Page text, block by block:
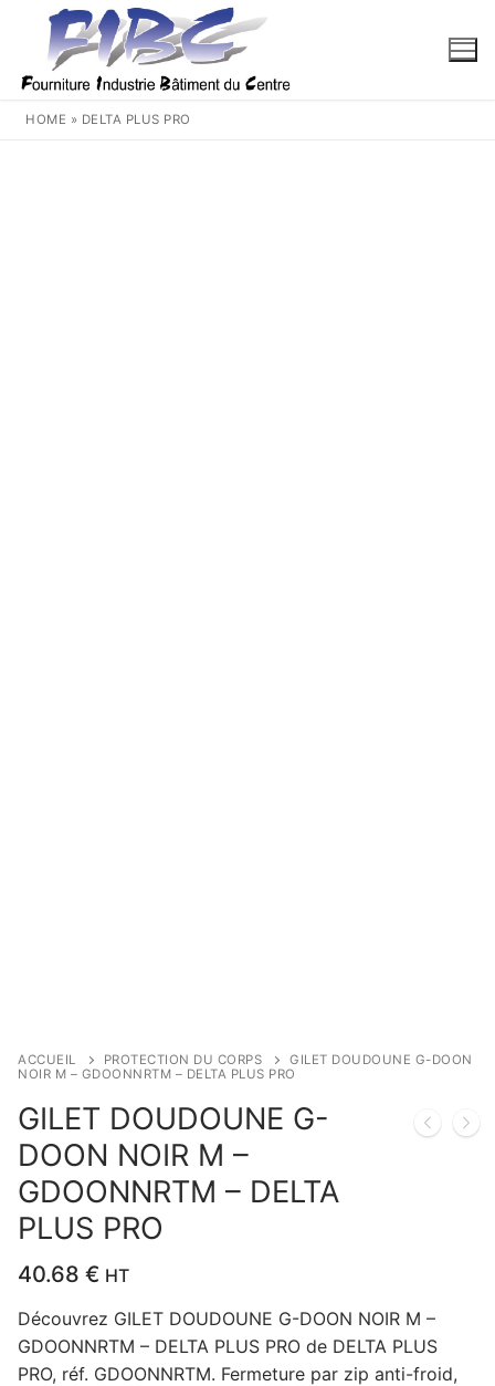
contenu
HOME » DELTA PLUS PRO
ACCUEIL PROTECTION DU CORPS
GILET DOUDOUNE G-DOON
NOIR M – GDOONNRTM – DELTA PLUS PRO
GILET DOUDOUNE G-
DOON NOIR M –
GDOONNRTM – DELTA
PLUS PRO
40.68 € HT
Découvrez GILET DOUDOUNE G-DOON NOIR M –
GDOONNRTM – DELTA PLUS PRO de DELTA PLUS
PRO, réf. GDOONNRTM. Fermeture par zip anti-froid,